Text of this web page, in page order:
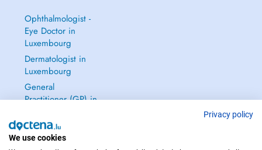
Ophthalmologist -
Eye Doctor in
Luxembourg
Dermatologist in
Luxembourg
General
Practitioner (GP) in
Gynecologist in
Luxembourg
Privacy policy
We use cookies